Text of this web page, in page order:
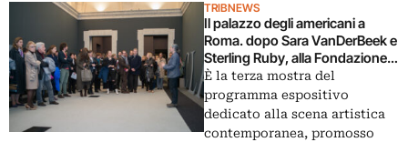
TRIBNEWS
Il palazzo degli americani a
Roma. dopo Sara VanDerBeek e
Sterling Ruby, alla Fondazione
Memmo-Arte Contemporanea
arriva la personale di Shannon
Ebner: ecco chiccera
all’opening
È la terza mostra del
programma espositivo
dedicato alla scena artistica
contemporanea, promosso